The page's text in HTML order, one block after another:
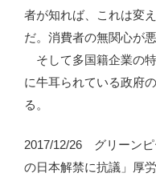
者が知れば、これは変
だ。消費者の無関心が
そして多国籍企業の
に牛耳られている政府
る。
2017/12/26 グリーン
の日本解禁に抗議」厚